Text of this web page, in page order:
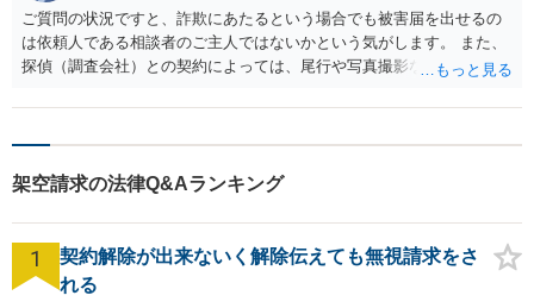
ご質問の状況ですと、詐欺にあたるという場合でも被害届を出せるの
は依頼人である相談者のご主人ではないかという気がします。 また、
探偵（調査会社）との契約によっては、尾行や写真撮影など、契約で
欺での立件も損害賠償請求も難しいでしょう。なお、調査の誤りによ
架空請求の法律Q&Aランキング
1
契約解除が出来ないく解除伝えても無視請求をさ
れる